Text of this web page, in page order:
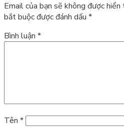
Email của bạn sẽ không được hiển
bắt buộc được đánh dấu *
Bình luận *
Tên *